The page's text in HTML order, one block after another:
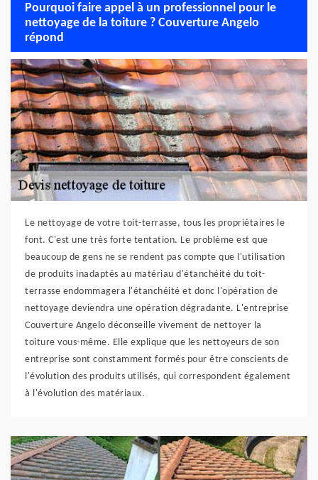
Pourquoi faire appel à un professionnel pour le
nettoyage de la toiture ? Couverture Angelo
répond
Le nettoyage de votre toit-terrasse, tous les propriétaires le
font. C'est une très forte tentation. Le problème est que
beaucoup de gens ne se rendent pas compte que l'utilisation
de produits inadaptés au matériau d'étanchéité du toit-
terrasse endommagera l'étanchéité et donc l'opération de
nettoyage deviendra une opération dégradante. L'entreprise
Couverture Angelo déconseille vivement de nettoyer la
toiture vous-même. Elle explique que les nettoyeurs de son
entreprise sont constamment formés pour être conscients de
l'évolution des produits utilisés, qui correspondent également
à l'évolution des matériaux.